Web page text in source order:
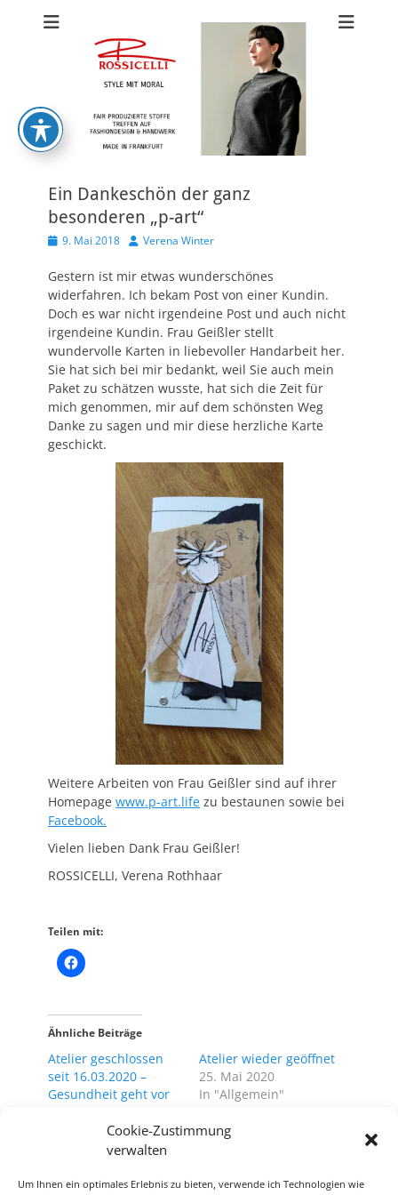
Cookie-Zustimmung
verwalten
Um Ihnen ein optimales Erlebnis zu bieten, verwende ich Technologien wie
ROSSICELLI FAIR
FASHION
FRANKFURT
Ein Dankeschön der ganz
besonderen „p-art“
Veröffentlicht
9. Mai 2018 AutorVerena Winter
Gestern ist mir etwas wunderschönes
widerfahren. Ich bekam Post von einer Kundin.
Doch es war nicht irgendeine Post und auch nicht
irgendeine Kundin. Frau Geißler stellt
wundervolle Karten in liebevoller Handarbeit her.
Sie hat sich bei mir bedankt, weil Sie auch mein
Paket zu schätzen wusste, hat sich die Zeit für
mich genommen, mir auf dem schönsten Weg
Danke zu sagen und mir diese herzliche Karte
geschickt.
Weitere Arbeiten von Frau Geißler sind auf ihrer
Homepage www.p-art.life zu bestaunen sowie bei
Facebook.
Vielen lieben Dank Frau Geißler!
ROSSICELLI, Verena Rothhaar
Teilen mit:
Ähnliche Beiträge
Atelier geschlossen
seit 16.03.2020 –
Gesundheit geht vor
In "Allgemein"
Atelier wieder geöffnet
25. Mai 2020
In "Allgemein"
Nightmarket am
vergangenen